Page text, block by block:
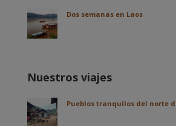
Dos semanas en Laos
Nuestros viajes
Pueblos tranquilos del norte